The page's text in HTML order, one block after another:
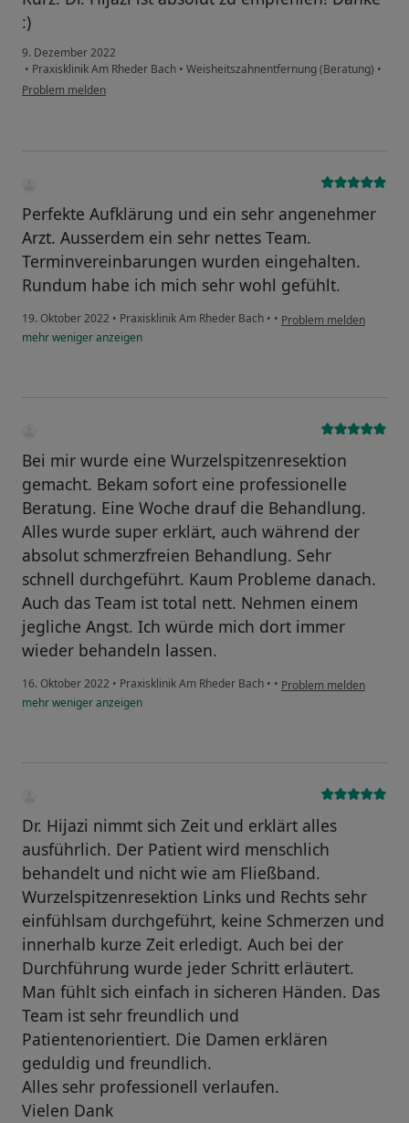
:)
9. Dezember 2022
• Praxisklinik Am Rheder Bach • Weisheitszahnentfernung (Beratung) •
Problem melden
Perfekte Aufklärung und ein sehr angenehmer
Arzt. Ausserdem ein sehr nettes Team.
Terminvereinbarungen wurden eingehalten.
Rundum habe ich mich sehr wohl gefühlt.
19. Oktober 2022 • Praxisklinik Am Rheder Bach • • Problem melden
mehrwenigeranzeigen
Bei mir wurde eine Wurzelspitzenresektion
gemacht. Bekam sofort eine professionelle
Beratung. Eine Woche drauf die Behandlung.
Alles wurde super erklärt, auch während der
absolut schmerzfreien Behandlung. Sehr
schnell durchgeführt. Kaum Probleme danach.
Auch das Team ist total nett. Nehmen einem
jegliche Angst. Ich würde mich dort immer
wieder behandeln lassen.
16. Oktober 2022 • Praxisklinik Am Rheder Bach • • Problem melden
mehrwenigeranzeigen
Dr. Hijazi nimmt sich Zeit und erklärt alles
ausführlich. Der Patient wird menschlich
behandelt und nicht wie am Fließband.
Wurzelspitzenresektion Links und Rechts sehr
einfühlsam durchgeführt, keine Schmerzen und
innerhalb kurze Zeit erledigt. Auch bei der
Durchführung wurde jeder Schritt erläutert.
Man fühlt sich einfach in sicheren Händen. Das
Team ist sehr freundlich und
Patientenorientiert. Die Damen erklären
geduldig und freundlich.
Alles sehr professionell verlaufen.
Vielen Dank